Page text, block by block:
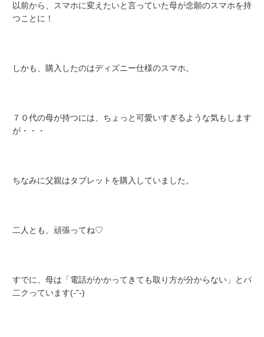
以前から、スマホに変えたいと言っていた母が念願のスマホを持
つことに！
しかも、購入したのはディズニー仕様のスマホ。
７０代の母が持つには、ちょっと可愛いすぎるような気もします
が・・・
ちなみに父親はタブレットを購入していました。
二人とも、頑張ってね♡
すでに、母は「電話がかかってきても取り方が分からない」とパ
二クっています(-"-)